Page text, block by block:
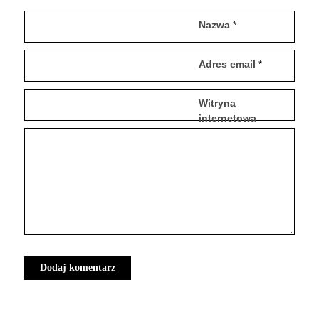
Nazwa *
Adres email *
Witryna
internetowa